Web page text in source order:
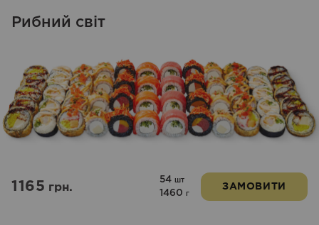
Рибний світ
1165грн.
54 шт
1460 г
ЗАМОВИТИ